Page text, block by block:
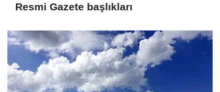
Resmi Gazete başlıkları